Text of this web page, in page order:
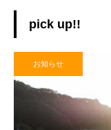
pick up!!
お知らせ